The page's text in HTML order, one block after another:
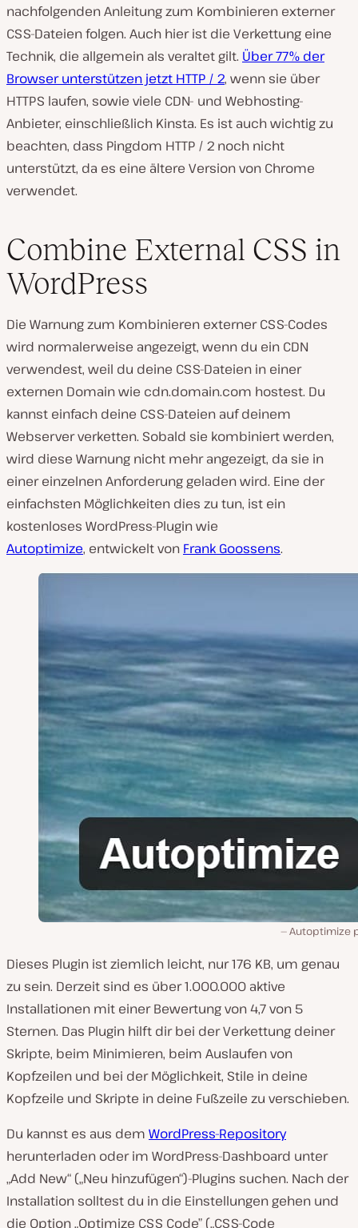
nachfolgenden Anleitung zum Kombinieren externer
CSS-Dateien folgen. Auch hier ist die Verkettung eine
Technik, die allgemein als veraltet gilt. Über 77% der
Browser unterstützen jetzt HTTP / 2, wenn sie über
HTTPS laufen, sowie viele CDN- und Webhosting-
Anbieter, einschließlich Kinsta. Es ist auch wichtig zu
beachten, dass Pingdom HTTP / 2 noch nicht
unterstützt, da es eine ältere Version von Chrome
verwendet.
Combine External CSS in
WordPress
Die Warnung zum Kombinieren externer CSS-Codes
wird normalerweise angezeigt, wenn du ein CDN
verwendest, weil du deine CSS-Dateien in einer
externen Domain wie cdn.domain.com hostest. Du
kannst einfach deine CSS-Dateien auf deinem
Webserver verketten. Sobald sie kombiniert werden,
wird diese Warnung nicht mehr angezeigt, da sie in
einer einzelnen Anforderung geladen wird. Eine der
einfachsten Möglichkeiten dies zu tun, ist ein
kostenloses WordPress-Plugin wie
Autoptimize, entwickelt von Frank Goossens.
Autoptimize
Dieses Plugin ist ziemlich leicht, nur 176 KB, um genau
zu sein. Derzeit sind es über 1.000.000 aktive
Installationen mit einer Bewertung von 4,7 von 5
Sternen. Das Plugin hilft dir bei der Verkettung deiner
Skripte, beim Minimieren, beim Auslaufen von
Kopfzeilen und bei der Möglichkeit, Stile in deine
Kopfzeile und Skripte in deine Fußzeile zu verschieben.
Du kannst es aus dem WordPress-Repository
herunterladen oder im WordPress-Dashboard unter
„Add New“ („Neu hinzufügen“)-Plugins suchen. Nach der
Installation solltest du in die Einstellungen gehen und
die Option „Optimize CSS Code” („CSS-Code